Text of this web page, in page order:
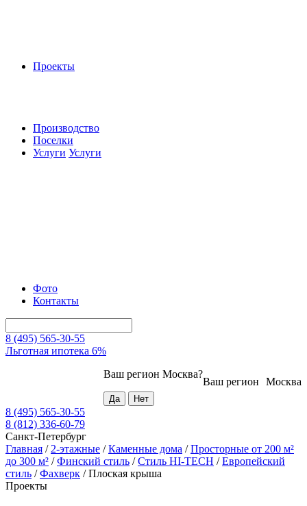
Проекты
Производство
Поселки
Услуги Услуги
Фото
Контакты
8 (495) 565-30-55
Льготная ипотека 6%
Москва
Ваш регион
Ваш регион Москва?
8 (495) 565-30-55
8 (812) 336-60-79
Санкт-Петербург
Главная / 2-этажные /Каменные дома /Просторные от 200 м²
до 300 м² /Финский стиль /Стиль HI-TECH /Европейский
стиль /Фахверк /Плоская крыша
Проекты